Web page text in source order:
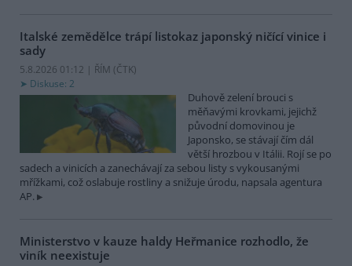
Italské zemědělce trápí listokaz japonský ničící vinice i
sady
5.8.2026 01:12 | ŘÍM (ČTK)
Diskuse: 2
Duhově zelení brouci s
měňavými krovkami, jejichž
původní domovinou je
Japonsko, se stávají čím dál
větší hrozbou v Itálii. Rojí se po
sadech a vinicích a zanechávají za sebou listy s vykousanými
mřížkami, což oslabuje rostliny a snižuje úrodu, napsala agentura
AP.
Ministerstvo v kauze haldy Heřmanice rozhodlo, že
viník neexistuje